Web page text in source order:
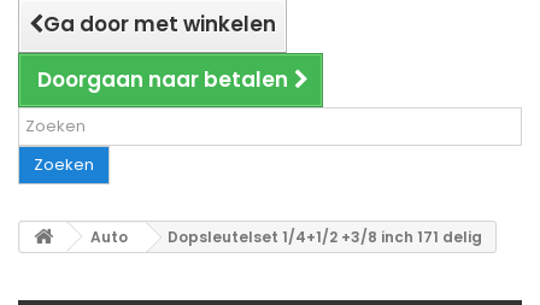
Ga door met winkelen
Doorgaan naar betalen
Zoeken
Auto Dopsleutelset 1/4+1/2 +3/8 inch 171 delig